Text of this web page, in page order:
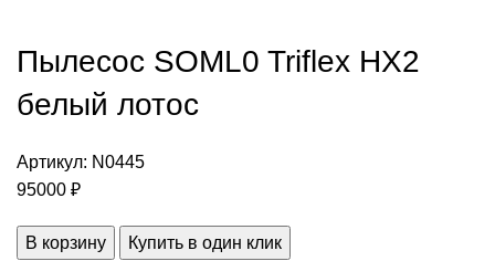
Пылесос SOML0 Triflex HX2
белый лотос
Артикул: N0445
95000 ₽
В корзину
Купить в один клик